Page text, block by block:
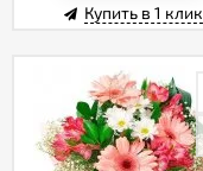
Купить в 1 клик